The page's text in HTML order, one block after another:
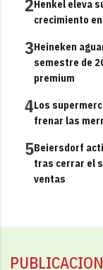
2Henkel eleva
crecimiento
3Heineken
semestre de
premium
4Los
frenar las
5Beiersdorf
tras cerrar el
ventas